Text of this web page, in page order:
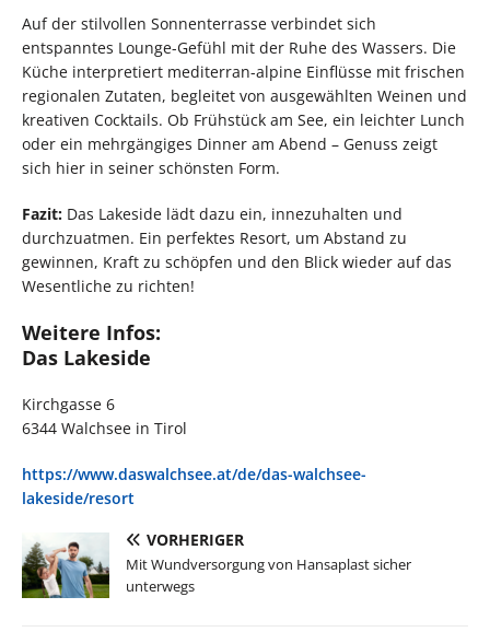
Auf der stilvollen Sonnenterrasse verbindet sich
entspanntes Lounge-Gefühl mit der Ruhe des Wassers. Die
Küche interpretiert mediterran-alpine Einflüsse mit frischen
regionalen Zutaten, begleitet von ausgewählten Weinen und
kreativen Cocktails. Ob Frühstück am See, ein leichter Lunch
oder ein mehrgängiges Dinner am Abend – Genuss zeigt
sich hier in seiner schönsten Form.
Fazit: Das Lakeside lädt dazu ein, innezuhalten und
durchzuatmen. Ein perfektes Resort, um Abstand zu
gewinnen, Kraft zu schöpfen und den Blick wieder auf das
Wesentliche zu richten!
Weitere Infos:
Das Lakeside
Kirchgasse 6
6344 Walchsee in Tirol
https://www.daswalchsee.at/de/das-walchsee-
lakeside/resort
VORHERIGER
Mit Wundversorgung von Hansaplast sicher
unterwegs